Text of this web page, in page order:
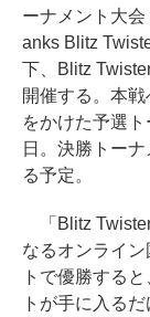
ーナメント大
anks Blitz
下、Blitz
開催する。本
をかけた予選
日。決勝トー
る予定。
「Blitz
なるオンライ
トで優勝する
トが手に入る